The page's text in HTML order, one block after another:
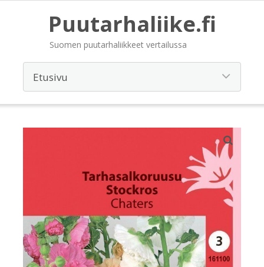
Puutarhaliike.fi
Suomen puutarhaliikkeet vertailussa